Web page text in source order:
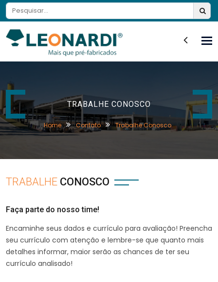
TRABALHE CONOSCO
Home Contato Trabalhe Conosco
TRABALHE CONOSCO
Faça parte do nosso time!
Encaminhe seus dados e currículo para avaliação! Preencha
seu currículo com atenção e lembre-se que quanto mais
detalhes informar, maior serão as chances de ter seu
currículo analisado!